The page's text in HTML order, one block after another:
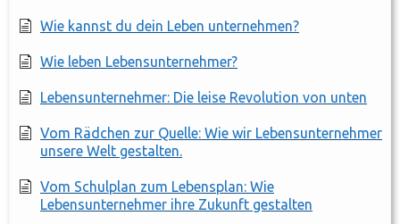
Wie kannst du dein Leben unternehmen?
Wie leben Lebensunternehmer?
Lebensunternehmer: Die leise Revolution von unten
Vom Rädchen zur Quelle: Wie wir Lebensunternehmer
unsere Welt gestalten.
Vom Schulplan zum Lebensplan: Wie
Lebensunternehmer ihre Zukunft gestalten